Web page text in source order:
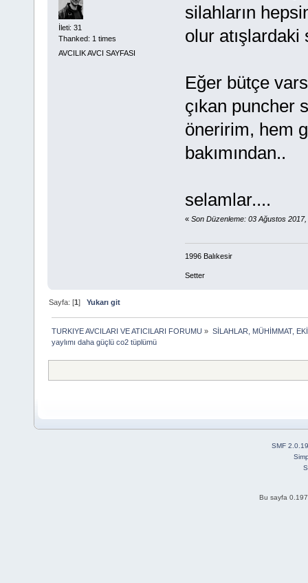
İleti: 31
Thanked: 1 times
AVCILIK AVCI SAYFASI
silahların
olur
Eğer bütçe
çıkan puncher
öneririm, hem
bakımından..
selamlar....
« Son Düzenleme: 03 Ağustos
1996 Balıkesir
Setter
Sayfa: [1]Yukarı git
TURKIYE AVCILARI VE ATICILARI FORUMU » SİLAHLAR, MÜHİMMAT,
yaylımı daha güçlü co2 tüplümü
SMF 2.0.19
Bu sayfa